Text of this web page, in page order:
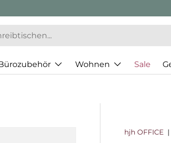
Wohnen Sale
hjh OFFICE